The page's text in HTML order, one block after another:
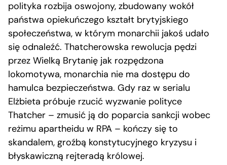
polityka rozbija oswojony, zbudowany wokół
państwa opiekuńczego kształt brytyjskiego
społeczeństwa, w którym monarchii jakoś udało
się odnaleźć. Thatcherowska rewolucja pędzi
przez Wielką Brytanię jak rozpędzona
lokomotywa, monarchia nie ma dostępu do
hamulca bezpieczeństwa. Gdy raz w serialu
Elżbieta próbuje rzucić wyzwanie polityce
Thatcher – zmusić ją do poparcia sankcji wobec
reżimu apartheidu w RPA – kończy się to
skandalem, groźbą konstytucyjnego kryzysu i
błyskawiczną rejteradą królowej.